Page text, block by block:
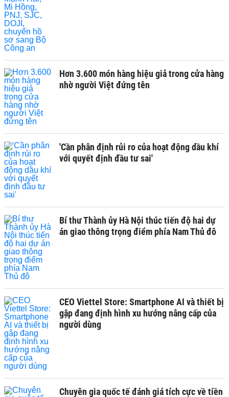
Hơn 3.600 món hàng hiệu giả trong cửa hàng
nhờ người Việt đứng tên
'Cần phân định rủi ro của hoạt động dầu khí
với quyết định đầu tư sai'
Bí thư Thành ủy Hà Nội thúc tiến độ hai dự
án giao thông trọng điểm phía Nam Thủ đô
CEO Viettel Store: Smartphone AI và thiết bị
gập đang định hình xu hướng nâng cấp của
người dùng
Chuyên gia quốc tế đánh giá tích cực về tiền